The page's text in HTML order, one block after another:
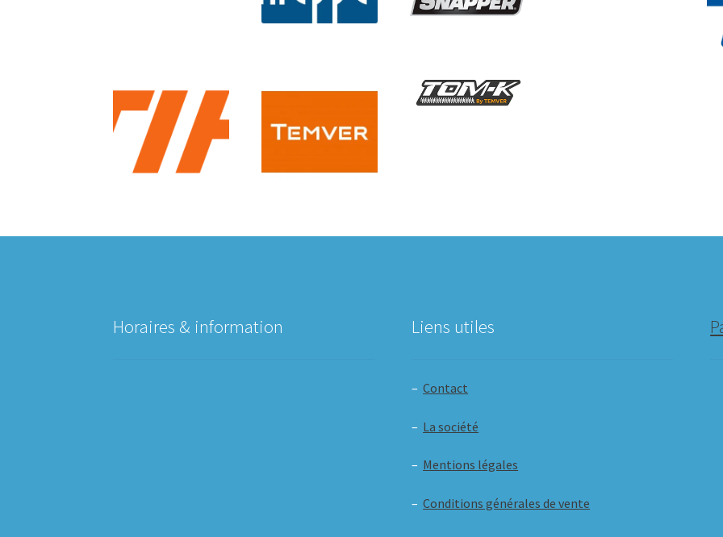
Horaires & information Liens utiles
–Contact
– La société
– Mentions légales
–Conditions générales de vente